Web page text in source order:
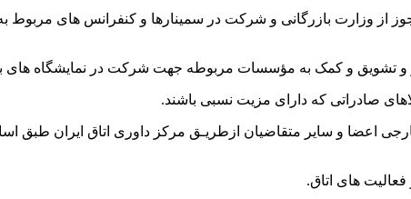
وزارت بازرگانی و شرکت در سمینارها و کنفرانس های مربوط
و تشویق و کمک به مؤسسات مربوطه جهت شرکت در نمایشگاه های
صادراتی که دارای مزیت نسبی باشند.
اعضا و سایر متقاضیان ازطریـق مرکز داوری اتاق ایران طبق
های اتاق.